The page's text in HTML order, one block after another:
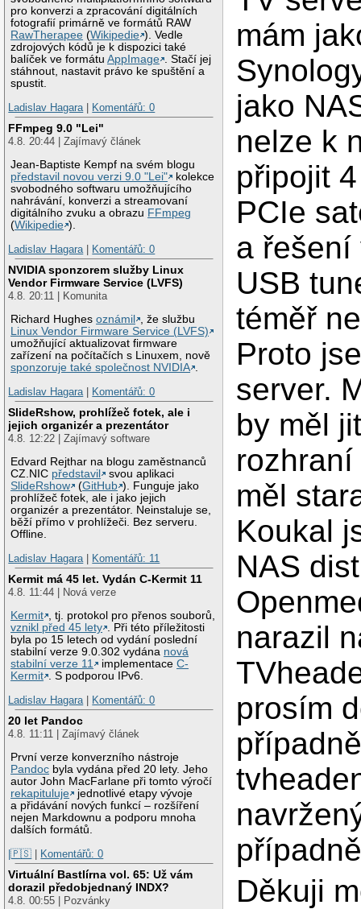
pro konverzi a zpracování digitálních
fotografií primárně ve formátů RAW
RawTherapee (Wikipedie ). Vedle
zdrojových kódů je k dispozici také
balíček ve formátuAppImage . Stačí jej
stáhnout, nastavit právo ke spuštění a
spustit.
Ladislav Hagara
Komentářů: 0
FFmpeg 9.0 "Lei"
4.8. 20:44 | Zajímavý článek
Jean-Baptiste Kempf na svém blogu
představil novou verzi 9.0 "Lei"
kolekce
svobodného softwaru umožňujícího
nahrávání, konverzi a streamovaní
digitálního zvuku a obrazu FFmpeg
(Wikipedie ).
Ladislav Hagara | Komentářů: 0
NVIDIA sponzorem služby Linux
Vendor Firmware Service (LVFS)
4.8. 20:11 | Komunita
Richard Hughesoznámil
, že službu
Linux Vendor Firmware Service (LVFS)
umožňující aktualizovat firmware
zařízení na počítačích s Linuxem, nově
sponzoruje také společnost NVIDIA .
Ladislav Hagara | Komentářů: 0
SlideRshow, prohlížeč fotek, ale i
jejich organizér a prezentátor
4.8. 12:22 | Zajímavý software
Edvard Rejthar na blogu zaměstnanců
CZ.NIC představil
svou aplikaci
SlideRshow
(GitHub ). Funguje jako
prohlížeč fotek, ale i jako jejich
organizér a prezentátor. Neinstaluje se,
běží přímo v prohlížeči. Bez serveru.
Offline.
Ladislav Hagara | Komentářů: 11
Kermit má 45 let. Vydán C-Kermit 11
4.8. 11:44 | Nová verze
Kermit
, tj. protokol pro přenos souborů,
vznikl před 45 lety
. Při této příležitosti
byla po 15 letech od vydání poslední
stabilní verze 9.0.302 vydána nová
stabilní verze 11
implementaceC-
Kermit
. S podporou IPv6.
Ladislav Hagara | Komentářů: 0
20 let Pandoc
4.8. 11:11 | Zajímavý článek
První verze konverzního nástroje
Pandoc byla vydána před 20 lety. Jeho
autor John MacFarlane při tomto výročí
rekapituluje
jednotlivé etapy vývoje
a přidávání nových funkcí – rozšíření
nejen Markdownu a podporu mnoha
dalších formátů.
|🇵🇸 | Komentářů: 0
Virtuální Bastlírna vol. 65: Už vám
dorazil předobjednaný INDX?
4.8. 00:55 | Pozvánky
mám
jako
nelze k
připojit
PCIe
a řešení
USB
téměř
Proto
server.
by měl
měl
Koukal
NAS
narazil
prosím
Děkuji